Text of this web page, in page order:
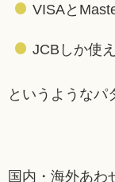
VISAと
JCBしか使
というようなパ
国内・海外あわ